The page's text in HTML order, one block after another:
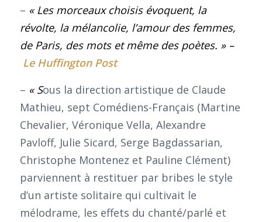
– « Les morceaux choisis évoquent, la
révolte, la mélancolie, l’amour des femmes,
de Paris, des mots et même des poètes. » –
Le Huffington Post
– « Sous la direction artistique de Claude
Mathieu, sept Comédiens-Français (Martine
Chevalier, Véronique Vella, Alexandre
Pavloff, Julie Sicard, Serge Bagdassarian,
Christophe Montenez et Pauline Clément)
parviennent à restituer par bribes le style
d’un artiste solitaire qui cultivait le
mélodrame, les effets du chanté/parlé et